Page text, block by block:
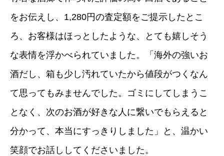
をお伝えし、1,280円の査定額をご提示したとこ
ろ、お客様はほっとしたような、とても嬉しそう
な表情を浮かべられていました。「海外の強いお
酒だし、箱も少し汚れていたから値段がつくなん
て思ってもみませんでした。ゴミにしてしまうこ
となく、次のお酒が好きな人に繋いでもらえると
分かって、本当にすっきりしました」と、温かい
笑顔でお話ししてくださいました。